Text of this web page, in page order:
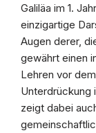
Galiläa im 1.
einzigartige
Augen derer,
gewährt einen
Lehren vor
Unterdrückung
zeigt dabei